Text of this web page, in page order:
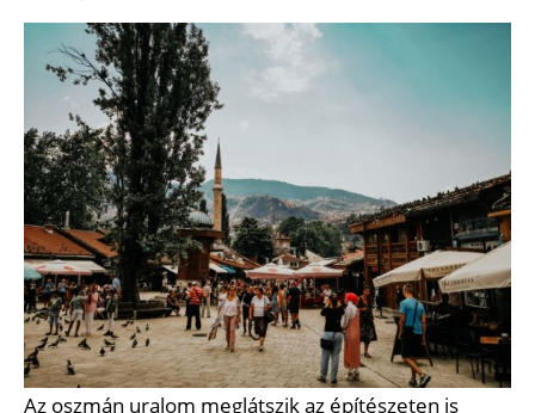
Az oszmán uralom meglátszik az építészeten is